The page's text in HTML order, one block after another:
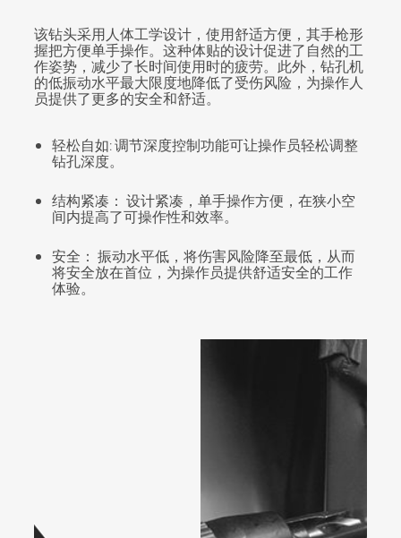
该钻头采用人体工学设计，使用舒适方便，其手枪形
握把方便单手操作。这种体贴的设计促进了自然的工
作姿势，减少了长时间使用时的疲劳。此外，钻孔机
的低振动水平最大限度地降低了受伤风险，为操作人
员提供了更多的安全和舒适。
轻松自如: 调节深度控制功能可让操作员轻松调整
钻孔深度。
结构紧凑： 设计紧凑，单手操作方便，在狭小空
间内提高了可操作性和效率。
安全： 振动水平低，将伤害风险降至最低，从而
将安全放在首位，为操作员提供舒适安全的工作
体验。